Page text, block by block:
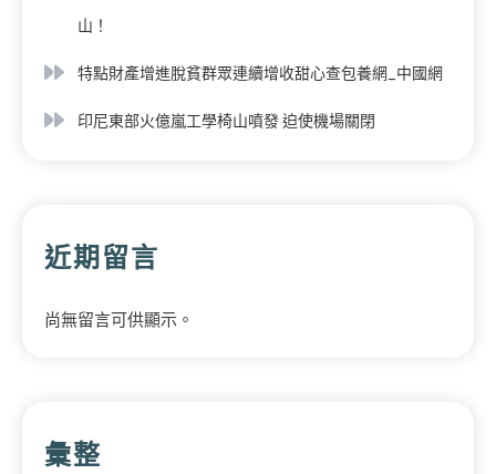
山！
特點財產增進脫貧群眾連續增收甜心查包養網_中國網
印尼東部火億嵐工學椅山噴發 迫使機場關閉
近期留言
尚無留言可供顯示。
彙整